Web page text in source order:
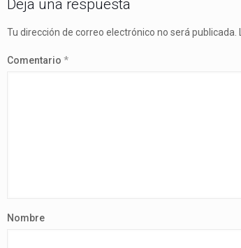
Deja una respuesta
Tu dirección de correo electrónico no será publicada.
Comentario *
Nombre